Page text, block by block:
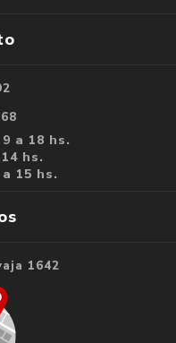
a 18 hs.
hs.
15 hs.
1642